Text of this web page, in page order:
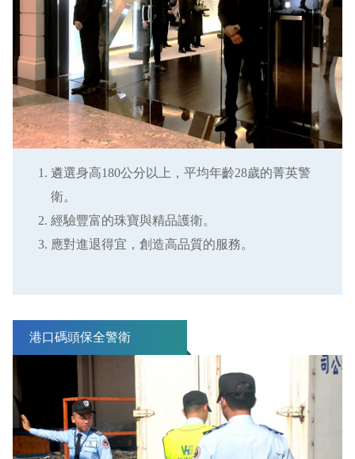
遴選身高180公分以上，平均年齡28歲的菁英警
衛。
經驗豐富的珠寶與精品護衛。
應對進退得宜，創造高品質的服務。
港口碼頭保全警衛